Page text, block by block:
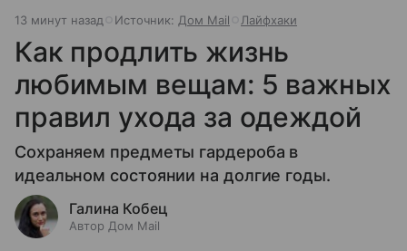
13 минут назад Источник: Дом Mail Лайфхаки
Как продлить жизнь
любимым вещам: 5 важных
правил ухода за одеждой
Сохраняем предметы гардероба в
идеальном состоянии на долгие годы.
Галина Кобец
Автор Дом Mail